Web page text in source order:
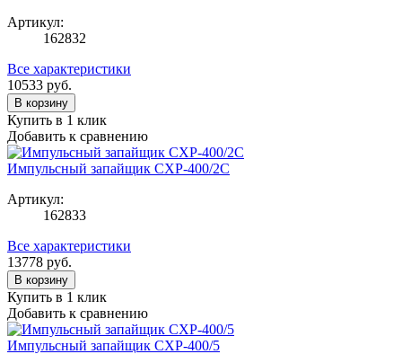
Артикул:
162832
Все характеристики
10533 руб.
В корзину
Купить в 1 клик
Добавить к сравнению
Импульсный запайщик CXP-400/2C
Артикул:
162833
Все характеристики
13778 руб.
В корзину
Купить в 1 клик
Добавить к сравнению
Импульсный запайщик CXP-400/5